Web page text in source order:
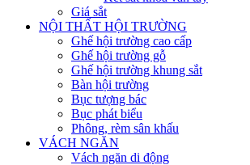
Giá sắt
NỘI THẤT HỘI TRƯỜNG
Ghế hội trường cao cấp
Ghế hội trường gỗ
Ghế hội trường khung sắt
Bàn hội trường
Bục tượng bác
Bục phát biểu
Phông, rèm sân khấu
VÁCH NGĂN
Vách ngăn di động